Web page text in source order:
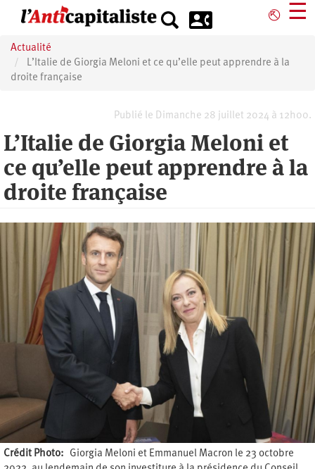
principal
⎋ ☰
Actualité
L’Italie de Giorgia Meloni et ce qu’elle peut apprendre à la
droite française
Publié le Dimanche 28 juillet 2024 à 12h00.
L’Italie de Giorgia Meloni et
ce qu’elle peut apprendre à la
droite française
Crédit Photo
Giorgia Meloni et Emmanuel Macron le 23 octobre